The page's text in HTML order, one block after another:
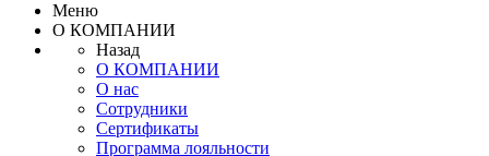
Меню
О КОМПАНИИ
Назад
О КОМПАНИИ
О нас
Сотрудники
Сертификаты
Программа лояльности